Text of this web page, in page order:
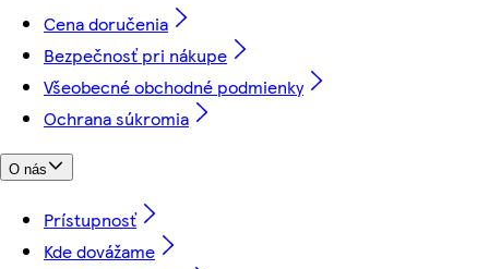
Cena doručenia
Bezpečnosť pri nákupe
Všeobecné obchodné podmienky
Ochrana súkromia
O nás
Prístupnosť
Kde dovážame